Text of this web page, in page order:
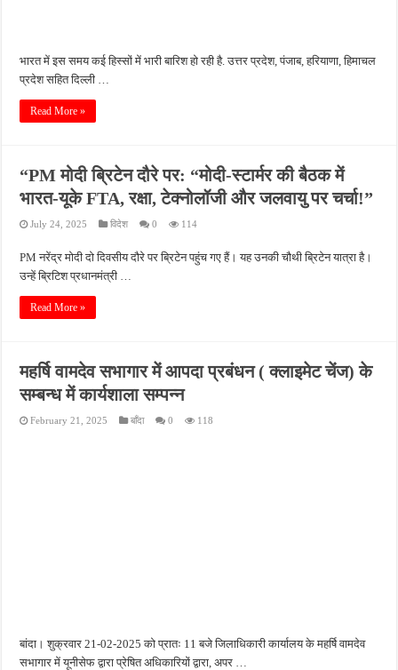
भारत में इस समय कई हिस्सों में भारी बारिश हो रही है. उत्तर प्रदेश, पंजाब, हरियाणा, हिमाचल
प्रदेश सहित दिल्ली …
Read More »
“PM मोदी ब्रिटेन दौरे पर: “मोदी-स्टार्मर की बैठक में
भारत-यूके FTA, रक्षा, टेक्नोलॉजी और जलवायु पर चर्चा!”
July 24, 2025 विदेश 0 114
PM नरेंद्र मोदी दो दिवसीय दौरे पर ब्रिटेन पहुंच गए हैं। यह उनकी चौथी ब्रिटेन यात्रा है।
उन्हें ब्रिटिश प्रधानमंत्री …
Read More »
महर्षि वामदेव सभागार में आपदा प्रबंधन ( क्लाइमेट चेंज) के
सम्बन्ध में कार्यशाला सम्पन्न
February 21, 2025 बाँदा 0 118
बांदा। शुक्रवार 21-02-2025 को प्रातः 11 बजे जिलाधिकारी कार्यालय के महर्षि वामदेव
सभागार में यूनीसेफ द्वारा प्रेषित अधिकारियों द्वारा, अपर …